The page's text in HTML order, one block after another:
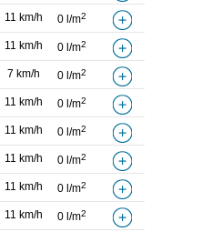
11 km/h 0 l/m2
11 km/h 0 l/m2
7 km/h 0 l/m2
11 km/h 0 l/m2
11 km/h 0 l/m2
11 km/h 0 l/m2
11 km/h 0 l/m2
11 km/h 0 l/m2